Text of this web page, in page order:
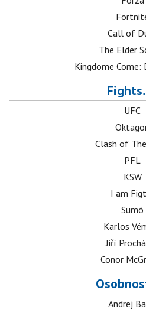
Call of
The Elder
Kingdome Come:
UFC
Clash of
PFL
KSW
I am
Sumó
Karlos
Jiří
Conor
Andrej